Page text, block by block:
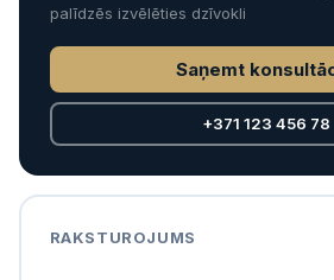
palīdzēs izvēlēties dzīvokli
Saņemt
+371 123 456 78
RAKSTUROJUMS